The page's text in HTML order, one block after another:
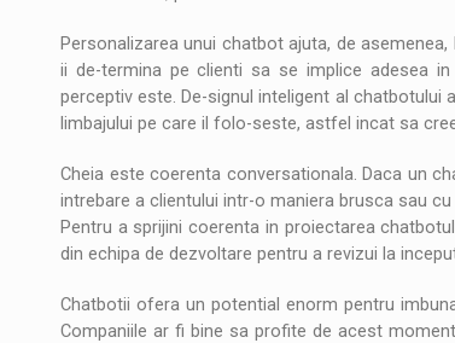
Personalizarea unui chatbot ajuta, de
ii de-termina pe clienti sa se implice adesea
perceptiv este. De-signul inteligent al
limbajului pe care il folo-seste, astfel incat sa
Cheia este coerenta conversationala. Daca un
intrebare a clientului intr-o maniera brusca sau
Pentru a sprijini coerenta in proiectarea
din echipa de dezvoltare pentru a revizui la
Chatbotii ofera un potential enorm pentru
Companiile ar fi bine sa profite de acest